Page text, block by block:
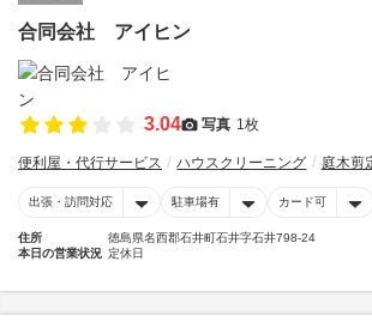
合同会社 アイヒン
3.04 写真 1枚
便利屋・代行サービス ハウスクリーニング 庭木剪
出張・訪問対応 駐車場有 カード可
住所
徳島県名西郡石井町石井字石井798-24
本日の営業状況 定休日